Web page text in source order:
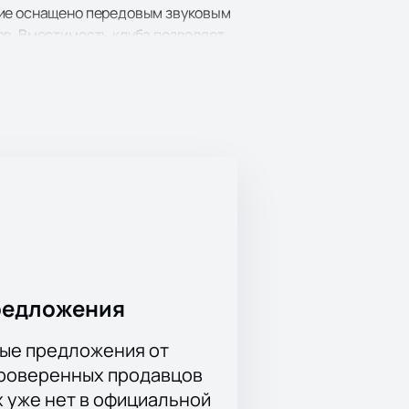
оснащено передовым звуковым
Вместимость клуба позволяет
предложения от
продавцов
нет в официальной